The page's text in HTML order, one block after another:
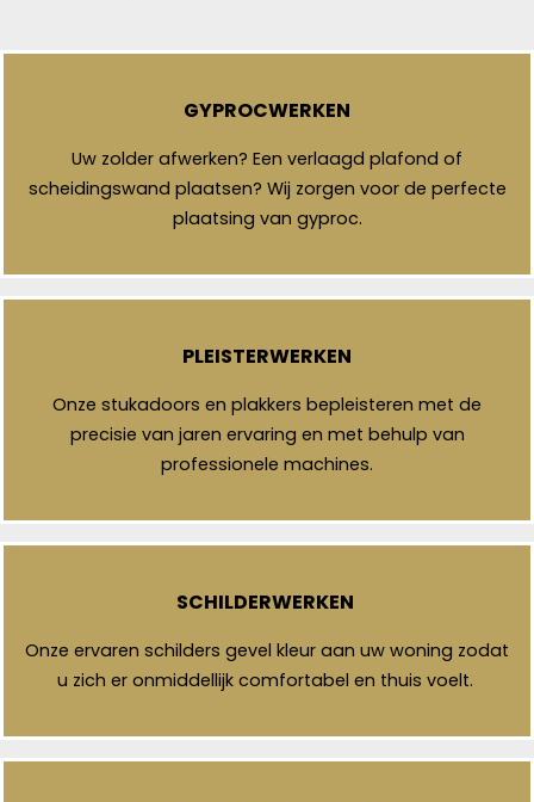
GYPROCWERKEN
Uw zolder afwerken? Een verlaagd plafond of
scheidingswand plaatsen? Wij zorgen voor de perfecte
plaatsing van gyproc.
PLEISTERWERKEN
Onze stukadoors en plakkers bepleisteren met de
precisie van jaren ervaring en met behulp van
professionele machines.
SCHILDERWERKEN
Onze ervaren schilders gevel kleur aan uw woning zodat
u zich er onmiddellijk comfortabel en thuis voelt.